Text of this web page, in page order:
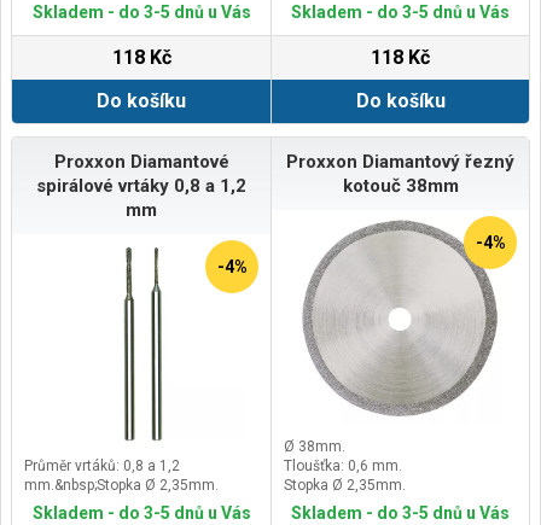
Skladem - do 3-5 dnů u Vás
118 Kč
Do košíku
Skladem - do 3-5 dnů u Vás
118 Kč
Do košíku
Proxxon Diamantové
spirálové vrtáky 0,8 a 1,2
mm
-4%
Průměr vrtáků: 0,8 a 1,2
mm.&nbsp;Stopka Ø 2,35mm.
Skladem - do 3-5 dnů u Vás
Proxxon Diamantový řezný
kotouč 38mm
-4%
Ø 38mm.
Tloušťka: 0,6 mm.
Stopka Ø 2,35mm.
Skladem - do 3-5 dnů u Vás